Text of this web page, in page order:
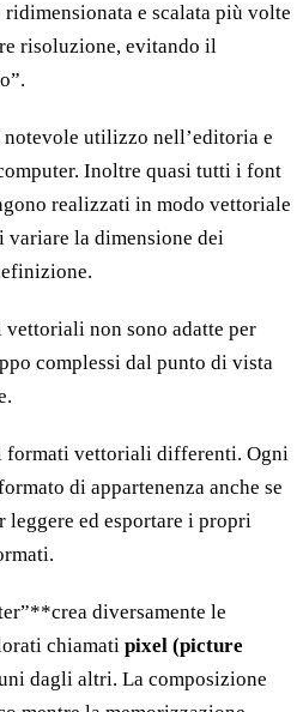
e scalata più volte
risoluzione, evitando il
utilizzo nell’editoria e
Inoltre quasi tutti i font
realizzati in modo vettoriale
variare la dimensione dei
non sono adatte per
complessi dal punto di vista
formati vettoriali differenti. Ogni
di appartenenza anche se
leggere ed esportare i propri
diversamente le
chiamati pixel (picture
dagli altri. La composizione